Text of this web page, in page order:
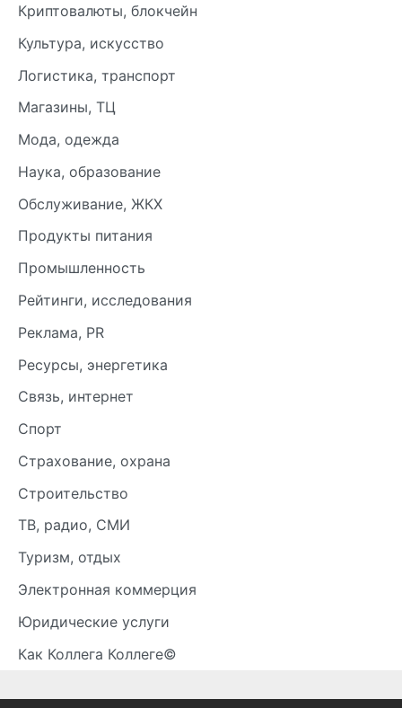
Криптовалюты, блокчейн
Культура, искусство
Логистика, транспорт
Магазины, ТЦ
Мода, одежда
Наука, образование
Обслуживание, ЖКХ
Продукты питания
Промышленность
Рейтинги, исследования
Реклама, PR
Ресурсы, энергетика
Связь, интернет
Спорт
Страхование, охрана
Строительство
ТВ, радио, СМИ
Туризм, отдых
Электронная коммерция
Юридические услуги
Как Коллега Коллеге©